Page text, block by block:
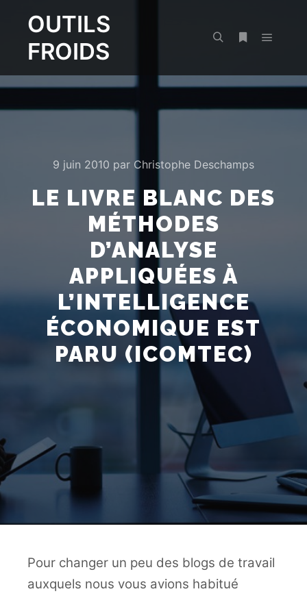
OUTILS
FROIDS
9 juin 2010 par Christophe Deschamps
LE LIVRE BLANC DES
MÉTHODES
D’ANALYSE
APPLIQUÉES À
L’INTELLIGENCE
ÉCONOMIQUE EST
PARU (ICOMTEC)
Pour changer un peu des blogs de travail
auxquels nous vous avions habitué